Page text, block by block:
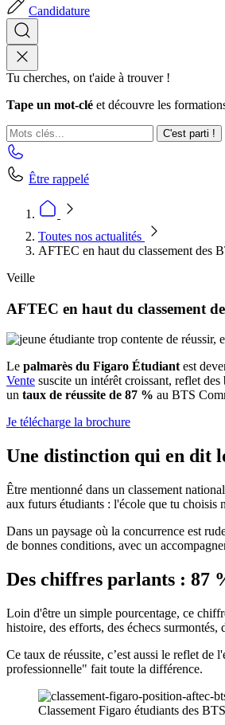
Candidature
Tu cherches, on t'aide à trouver !
Tape un mot-clé et découvre les
C'est parti !
Être rappelé
Toutes nos actualités
AFTEC en haut du classement des
Veille
AFTEC en haut du classement
Le palmarès du Figaro Étudiantest
Vente suscite un intérêt croissant, reflet
un taux de réussite de 87 % au BTS
Je télécharge la brochure
Une distinction qui en dit
Être mentionné dans un classement
aux futurs étudiants : l'école que tu choisis
Dans un paysage où la concurrence est
de bonnes conditions, avec un
Des chiffres parlants : 87
Loin d'être un simple pourcentage, ce
histoire, des efforts, des échecs surmontés,
Ce taux de réussite, c’est aussi le reflet
professionnelle" fait toute la différence.
Classement Figaro étudiants des